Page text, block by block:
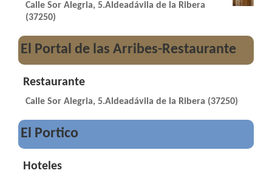
Calle Sor Alegria, 5.Aldeadávila de la Ribera
(37250)
El Portal de las Arribes-Restaurante
Restaurante
Calle Sor Alegria, 5.Aldeadávila de la Ribera (37250)
El Portico
Hoteles